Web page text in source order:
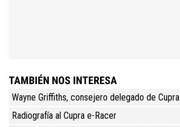
TAMBIÉN NOS INTERESA
Wayne Griffiths, consejero delegado de Cupra
Radiografía al Cupra e-Racer